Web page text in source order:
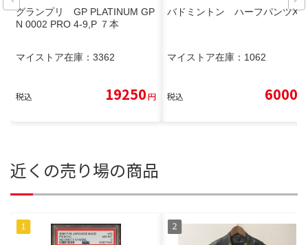
グランプリ GP PLATINUM GP
N 0002 PRO 4-9,P ７本
マイストア在庫： 3362
税込 19250円
バドミントン ハーフパンツXL
マイストア在庫： 1062
税込 6000
近くの売り場の商品